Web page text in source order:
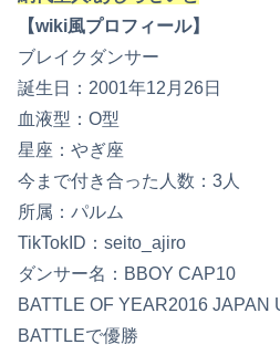
【wiki風プロフィール】
ブレイクダンサー
誕生日：2001年12月26日
血液型：O型
星座：やぎ座
今まで付き合った人数：3人
所属：パルム
TikTokID：seito_ajiro
ダンサー名：BBOY CAP10
BATTLE OF YEAR2016 JAPAN
BATTLEで優勝